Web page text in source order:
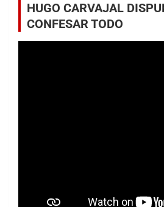
HUGO CARVAJAL
CONFESAR TODO